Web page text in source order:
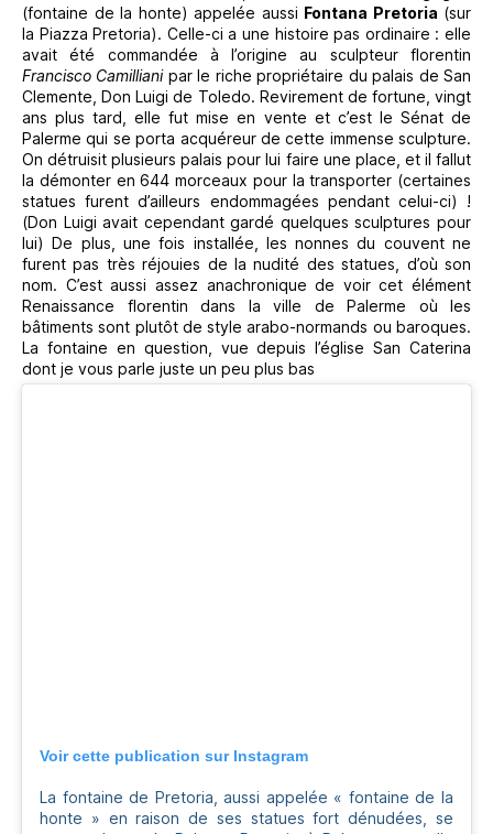
(fontaine de la honte) appelée aussi Fontana Pretoria (sur
la Piazza Pretoria). Celle-ci a une histoire pas ordinaire : elle
avait été commandée à l’origine au sculpteur florentin
Francisco Camillianipar le riche propriétaire du palais de San
Clemente, Don Luigi de Toledo. Revirement de fortune, vingt
ans plus tard, elle fut mise en vente et c’est le Sénat de
Palerme qui se porta acquéreur de cette immense sculpture.
On détruisit plusieurs palais pour lui faire une place, et il fallut
la démonter en 644 morceaux pour la transporter (certaines
statues furent d’ailleurs endommagées pendant celui-ci) !
(Don Luigi avait cependant gardé quelques sculptures pour
lui) De plus, une fois installée, les nonnes du couvent ne
furent pas très réjouies de la nudité des statues, d’où son
nom. C’est aussi assez anachronique de voir cet élément
Renaissance florentin dans la ville de Palerme où les
bâtiments sont plutôt de style arabo-normands ou baroques.
La fontaine en question, vue depuis l’église San Caterina
dont je vous parle juste un peu plus bas
Voir cette publication sur Instagram
La fontaine de Pretoria, aussi appelée « fontaine de la
honte » en raison de ses statues fort dénudées, se